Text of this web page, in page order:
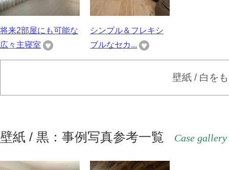
将来2部屋にも可能な
広々主寝室
シンプル＆フレキシ
ブルなセカ...
壁紙 / 白を
壁紙 / 黒：事例写真参考一覧 Case gallery